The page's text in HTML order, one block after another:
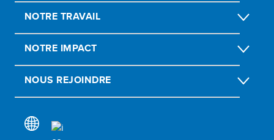
NOTRE TRAVAIL
NOTRE IMPACT
NOUS REJOINDRE